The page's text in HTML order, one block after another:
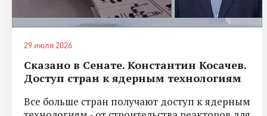
29 июля 2026
Сказано в Сенате. Константин Косачев.
Доступ стран к ядерным технологиям
Все больше стран получают доступ к ядерным